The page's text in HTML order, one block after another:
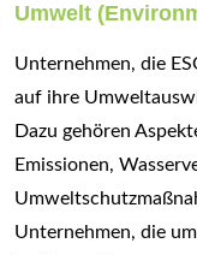
Umwelt
Unternehmen, die
auf ihre
Dazu gehören
Emissionen,
Unternehmen, die